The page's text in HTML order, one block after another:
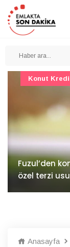
İv Kandilli'de
Konut
Anasayfa